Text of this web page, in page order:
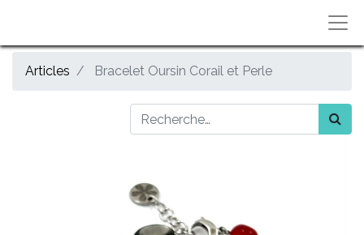
Articles Bracelet Oursin Corail et Perle